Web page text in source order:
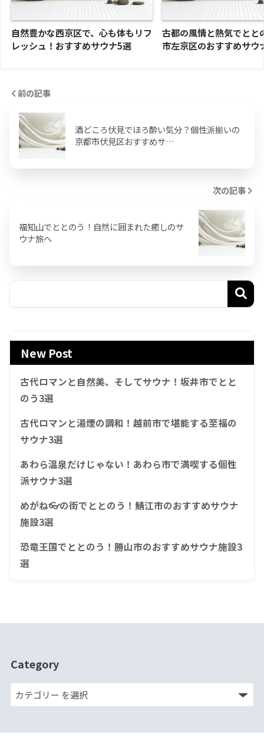
自然豊かな西京区で、心も体もリフ
レッシュ！おすすめサウナ5選
古都の風情と熱気でとと
市左京区のおすすめサウ
前の記事
酒どころ伏見でほろ酔い気分？個性派揃いの
京都市伏見区おすすめサ…
次の記事
福知山でととのう！自然に囲まれた癒しのサ
ウナ旅へ
New Post
古代ロマンと自然美、そしてサウナ！坂井市でとと
のう3選
古代ロマンと湯煙の調和！越前市で堪能する至福の
サウナ3選
あわら温泉だけじゃない！あわら市で満喫する個性
派サウナ3選
めがね👓の街でととのう！鯖江市のおすすめサウナ
施設3選
恐竜王国でととのう！勝山市のおすすめサウナ施設3
選
Category